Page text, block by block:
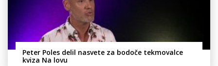
Peter Poles delil nasvete za bodoče tekmovalce
kviza Na lovu